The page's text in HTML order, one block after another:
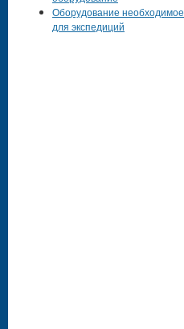
Оборудование необходимое
для экспедиций